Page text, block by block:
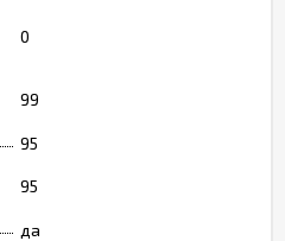
0
99
95
95
да